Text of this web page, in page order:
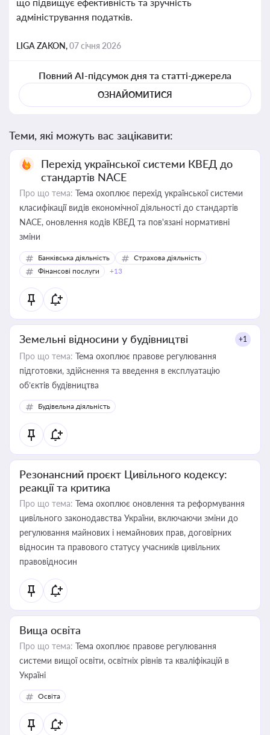
адміністрування податків.
LIGA ZAKON,07 січня 2026
Повний AI-підсумок дня та статті-джерела
ОЗНАЙОМИТИСЯ
Теми, які можуть вас зацікавити:
Перехід української системи КВЕД до
стандартів NACE
Про що тема: Тема охоплює перехід української системи
класифікації видів економічної діяльності до стандартів
NACE, оновлення кодів КВЕД та пов'язані нормативні
зміни
Банківська діяльність
Страхова діяльність
Фінансові послуги
+13
Земельні відносини у будівництві +1
Про що тема: Тема охоплює правове регулювання
підготовки, здійснення та введення в експлуатацію
об’єктів будівництва
Будівельна діяльність
Резонансний проєкт Цивільного кодексу:
реакції та критика
Про що тема: Тема охоплює оновлення та реформування
цивільного законодавства України, включаючи зміни до
регулювання майнових і немайнових прав, договірних
відносин та правового статусу учасників цивільних
правовідносин
Вища освіта
Про що тема: Тема охоплює правове регулювання
системи вищої освіти, освітніх рівнів та кваліфікацій в
Україні
Освіта